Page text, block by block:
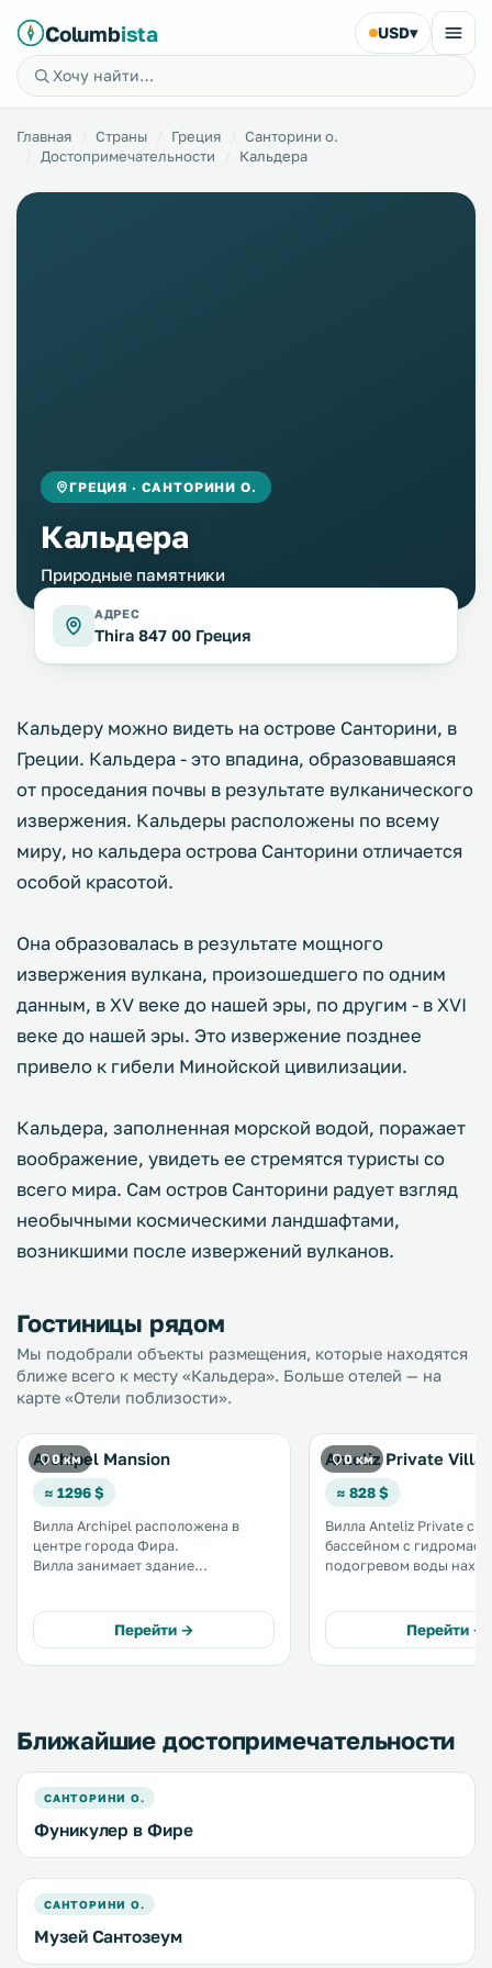
Columbista USD▾
Главная Страны Греция
Санторини о.
Достопримечательности
Кальдера
ГРЕЦИЯ · САНТОРИНИ О.
Кальдера
Природные памятники
АДРЕС
Thira 847 00 Греция
Кальдеру можно видеть на острове Санторини, в
Греции. Кальдера - это впадина, образовавшаяся
от проседания почвы в результате вулканического
извержения. Кальдеры расположены по всему
миру, но кальдера острова Санторини отличается
особой красотой.
Она образовалась в результате мощного
извержения вулкана, произошедшего по одним
данным, в XV веке до нашей эры, по другим - в XVI
веке до нашей эры. Это извержение позднее
привело к гибели Минойской цивилизации.
Кальдера, заполненная морской водой, поражает
воображение, увидеть ее стремятся туристы со
всего мира. Сам остров Санторини радует взгляд
необычными космическими ландшафтами,
возникшими после извержений вулканов.
Гостиницы рядом
Мы подобрали объекты размещения, которые находятся
ближе всего к месту «Кальдера». Больше отелей — на
карте «Отели поблизости».
0 км
Archipel Mansion
≈ 1296 $
Вилла Archipel расположена в
центре города Фира.
Вилла занимает здание
просторной меблированной
террасы с гидромассажной
ванной открывается панорамный
Перейти →
0 км
Anteliz Private Villa
≈ 828 $
Вилла Anteliz Private с
бассейном с
подогревом воды
Эгейское море. .Перейти →
Ближайшие достопримечательности
САНТОРИНИ О.
Фуникулер в Фире
САНТОРИНИ О.
Музей Сантозеум